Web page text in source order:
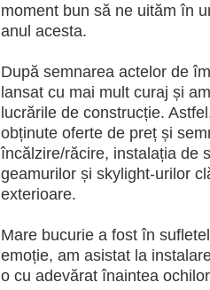
moment bun să ne uităm în
anul acesta.
După semnarea actelor de
lansat cu mai mult curaj și
lucrările de construcție.
obținute oferte de preț și
încălzire/răcire, instalația de
geamurilor și skylight-urilor
exterioare.
Mare bucurie a fost în
emoție, am asistat la
o cu adevărat înaintea